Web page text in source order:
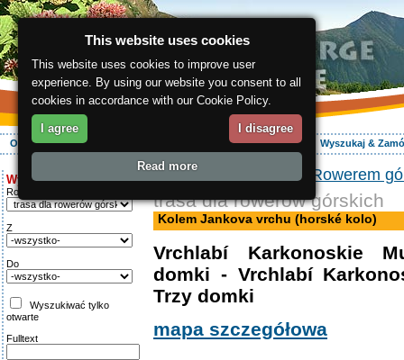
O regionie Aktywnie Zakwaterowanie Wyszukaj &
Wyszukiwanie:
Rodzaj trasy
Z
Do
Wyszukiwać tylko
otwarte
Fulltext
ergis.cz > Rowerem
trasa dla rowerów górskich
Kolem Jankova vrchu (horské kolo)
Vrchlabí Karkonoskie
domki - Vrchlabí
Trzy domki
mapa szczegółowa
This website uses cookies
This website uses cookies to improve user
experience. By using our website you consent to all
cookies in accordance with our Cookie Policy.
I agree I disagree
Read more